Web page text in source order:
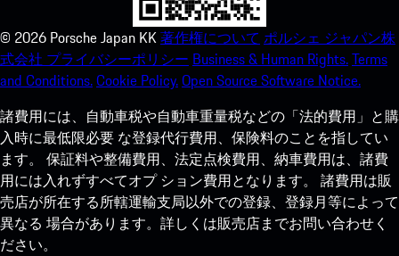
© 2026 Porsche Japan KK著作権について ポルシェ ジャパン株
式会社 プライバシーポリシー Business & Human Rights.Terms
and Conditions.Cookie Policy.Open Source Software Notice.
諸費用には、自動車税や自動車重量税などの「法的費用」と購
入時に最低限必要 な登録代行費用、保険料のことを指してい
ます。 保証料や整備費用、法定点検費用、納車費用は、諸費
用には入れずすべてオプ ション費用となります。 諸費用は販
売店が所在する所轄運輸支局以外での登録、登録月等によって
異なる 場合があります。詳しくは販売店までお問い合わせく
ださい。